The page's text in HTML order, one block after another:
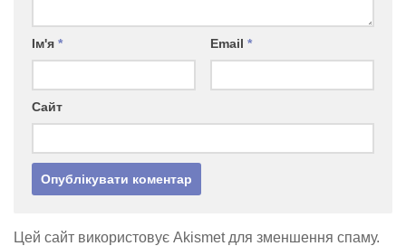
Ім'я * Email *
Сайт
Цей сайт використовує Akismet для зменшення спаму.